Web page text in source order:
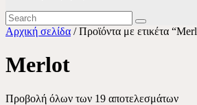
Αρχική σελίδα / Προϊόντα με ετικέτα
Merlot
Προβολή όλων των 19 αποτελεσμάτων